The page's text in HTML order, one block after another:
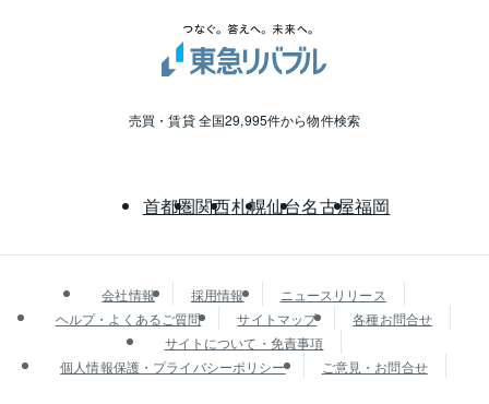
売買・賃貸 全国29,995件から物件検索
首都圏関西札幌仙台名古屋福岡
会社情報 採用情報
ニュースリリース
ヘルプ・よくあるご質問
サイトマップ
各種お問合せ
サイトについて・免責事項
個人情報保護・プライバシーポリシー
ご意見・お問合せ